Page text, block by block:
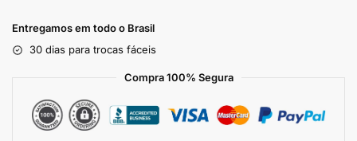
Entregamos em todo o Brasil
30 dias para trocas fáceis
Compra 100% Segura